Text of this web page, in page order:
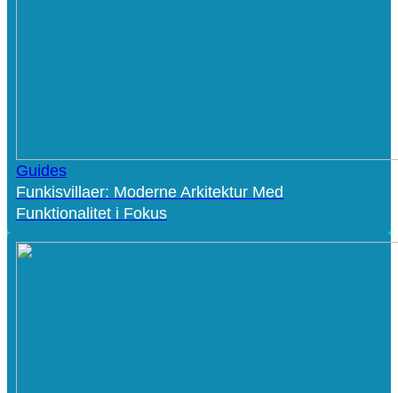
Guides
Funkisvillaer: Moderne Arkitektur Med
Funktionalitet i Fokus